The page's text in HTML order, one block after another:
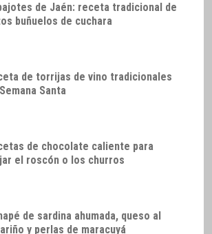
de Jaén: receta tradicional de
buñuelos de cuchara
de torrijas de vino tradicionales
Santa
de chocolate caliente para
el roscón o los churros
de sardina ahumada, queso al
y perlas de maracuyá